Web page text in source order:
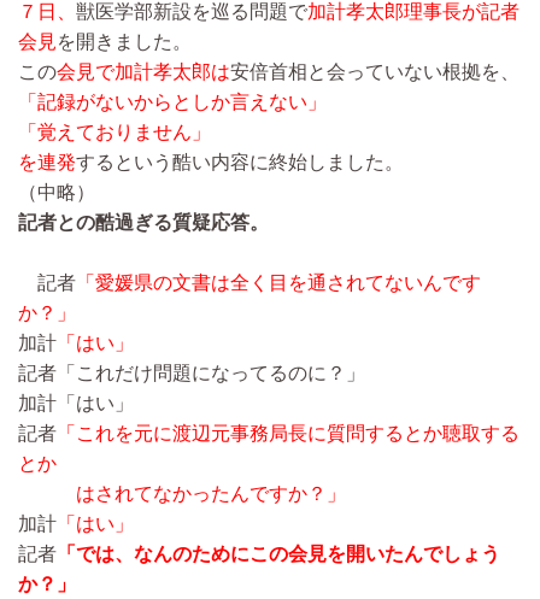
７日、 獣医学部新設を巡る問題で加計孝太郎理事長が記者
会見を開きました。
この会見で加計孝太郎は安倍首相と会っていない根拠を、
「記録がないからとしか言えない」
「覚えておりません」
を連発するという酷い内容に終始しました。
（中略）
記者との酷過ぎる質疑応答。
記者 「愛媛県の文書は全く目を通されてないんです
か？」
加計 「はい」
記者「これだけ問題になってるのに？」
加計「はい」
記者 「これを元に渡辺元事務局長に質問するとか聴取する
とか
はされてなかったんですか？」
加計 「はい」
記者 「では、なんのためにこの会見を開いたんでしょう
か？」